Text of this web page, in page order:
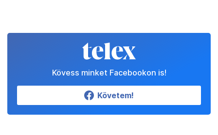
Kövess minket Facebookon is!
Követem!